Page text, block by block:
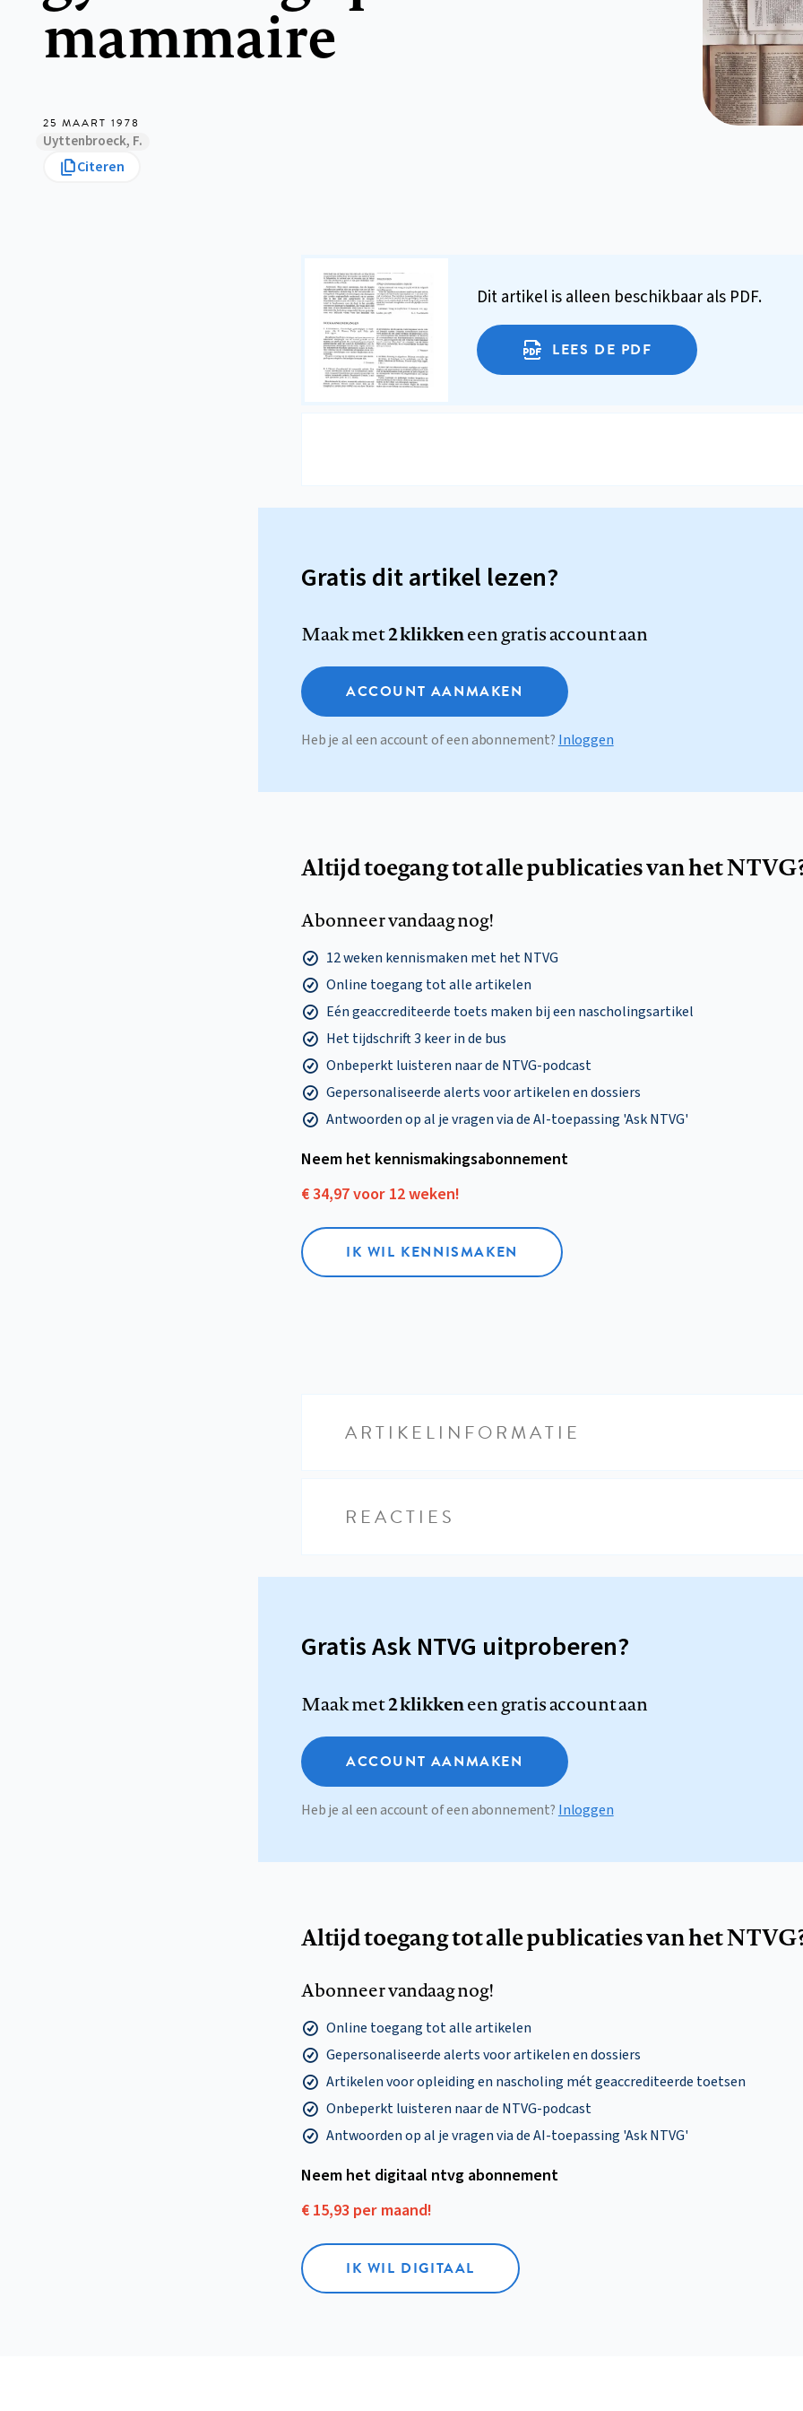
mammaire
25 MAART 1978
Uyttenbroeck, F.
Citeren
Dit artikel is alleen beschikbaar als PDF.
LEES DE PDF
Gratis dit artikel lezen?
Maak met2 klikkeneen gratis account aan
ACCOUNT AANMAKEN
Heb je al een account of een abonnement? Inloggen
Altijd toegang tot alle publicaties van het
Abonneer vandaag nog!
12 weken kennismaken met het NTVG
Online toegang tot alle artikelen
Eén geaccrediteerde toets maken bij een nascholingsartikel
Het tijdschrift 3 keer in de bus
Onbeperkt luisteren naar de NTVG-podcast
Gepersonaliseerde alerts voor artikelen en dossiers
Antwoorden op al je vragen via de AI-toepassing 'Ask NTVG'
Neem het kennismakings­abonnement
€ 34,97 voor 12 weken!
IK WIL KENNISMAKEN
ARTIKELINFORMATIE
REACTIES
Gratis Ask NTVG uitproberen?
Maak met2 klikkeneen gratis account aan
ACCOUNT AANMAKEN
Heb je al een account of een abonnement? Inloggen
Altijd toegang tot alle publicaties van het
Abonneer vandaag nog!
Online toegang tot alle artikelen
Gepersonaliseerde alerts voor artikelen en dossiers
Artikelen voor opleiding en nascholing mét geaccrediteerde toetsen
Onbeperkt luisteren naar de NTVG-podcast
Antwoorden op al je vragen via de AI-toepassing 'Ask NTVG'
Neem het digitaal ntvg abonnement
€ 15,93 per maand!
IK WIL DIGITAAL